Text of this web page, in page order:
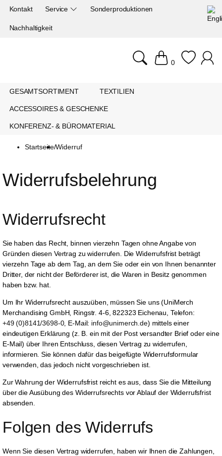
Kontakt Service Sonderproduktionen
Nachhaltigkeit
0
GESAMTSORTIMENT TEXTILIEN
ACCESSOIRES & GESCHENKE
KONFERENZ- & BÜROMATERIAL
Startseite/Widerruf
Widerrufsbelehrung
Widerrufsrecht
Sie haben das Recht, binnen vierzehn Tagen ohne Angabe von
Gründen diesen Vertrag zu widerrufen. Die Widerrufsfrist beträgt
vierzehn Tage ab dem Tag, an dem Sie oder ein von Ihnen benannter
Dritter, der nicht der Beförderer ist, die Waren in Besitz genommen
haben bzw. hat.
Um Ihr Widerrufsrecht auszuüben, müssen Sie uns (UniMerch
Merchandising GmbH, Ringstr. 4-6, 822323 Eichenau, Telefon:
+49 (0)8141/3698-0, E-Mail: info@unimerch.de) mittels einer
eindeutigen Erklärung (z. B. ein mit der Post versandter Brief oder eine
E-Mail) über Ihren Entschluss, diesen Vertrag zu widerrufen,
informieren. Sie können dafür das beigefügte Widerrufsformular
verwenden, das jedoch nicht vorgeschrieben ist.
Zur Wahrung der Widerrufsfrist reicht es aus, dass Sie die Mitteilung
über die Ausübung des Widerrufsrechts vor Ablauf der Widerrufsfrist
absenden.
Folgen des Widerrufs
Wenn Sie diesen Vertrag widerrufen, haben wir Ihnen die Zahlungen,